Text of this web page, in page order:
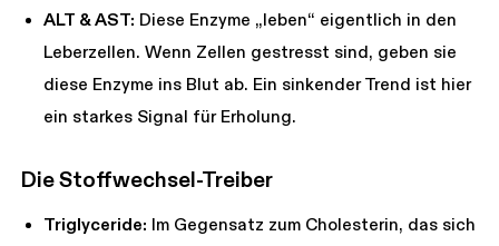
ALT & AST: Diese Enzyme „leben“ eigentlich in den
Leberzellen. Wenn Zellen gestresst sind, geben sie
diese Enzyme ins Blut ab. Ein sinkender Trend ist hier
ein starkes Signal für Erholung.
Die Stoffwechsel-Treiber
Triglyceride: Im Gegensatz zum Cholesterin, das sich